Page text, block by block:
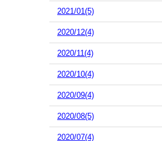
2021/01(5)
2020/12(4)
2020/11(4)
2020/10(4)
2020/09(4)
2020/08(5)
2020/07(4)